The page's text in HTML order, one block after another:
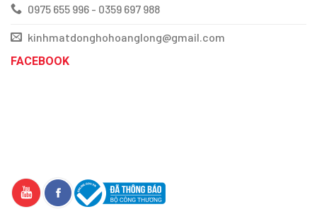
0975 655 996 - 0359 697 988
kinhmatdonghohoanglong@gmail.com
FACEBOOK